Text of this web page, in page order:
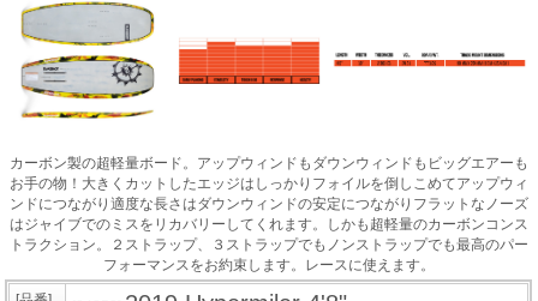
カーボン製の超軽量ボード。アップウィンドもダウンウィンドもビッグエアーも
お手の物！大きくカットしたエッジはしっかりフォイルを倒しこめてアップウィ
ンドにつながり適度な長さはダウンウィンドの安定につながりフラットなノーズ
はジャイブでのミスをリカバリーしてくれます。しかも超軽量のカーボンコンス
トラクション。２ストラップ、３ストラップでもノンストラップでも最高のパー
フォーマンスをお約束します。レースに使えます。